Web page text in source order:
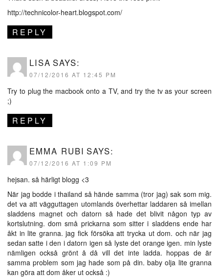
http://technicolor-heart.blogspot.com/
REPLY
LISA SAYS:
07/12/2016 AT 12:45 PM
Try to plug the macbook onto a TV, and try the tv as your screen
;)
REPLY
EMMA RUBI SAYS:
07/12/2016 AT 1:09 PM
hejsan. så härligt blogg <3
När jag bodde i thailand så hände samma (tror jag) sak som mig.
det va att vägguttagen utomlands överhettar laddaren så imellan
sladdens magnet och datorn så hade det blivit någon typ av
kortslutning. dom små prickarna som sitter i sladdens ende har
åkt in lite granna. jag fick försöka att trycka ut dom. och när jag
sedan satte i den i datorn igen så lyste det orange igen. min lyste
nämligen också grönt å då vill det inte ladda. hoppas de är
samma problem som jag hade som på din. baby olja lite granna
kan göra att dom åker ut också :)